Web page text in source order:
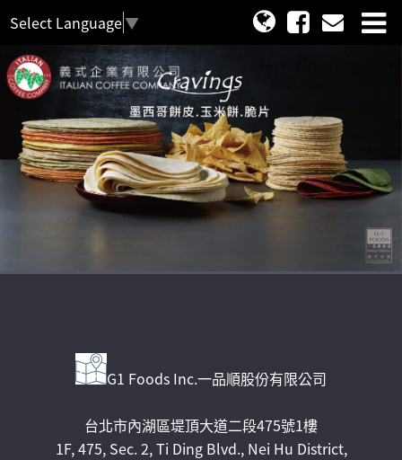
Select Language▼
G1 Foods Inc.一品順股份有限公司
台北市內湖區堤頂大道二段475號1樓
1F, 475, Sec. 2, Ti Ding Blvd., Nei Hu District,